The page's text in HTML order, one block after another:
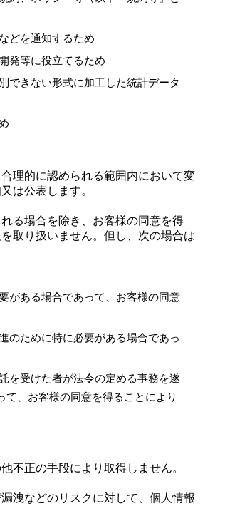
どを通知するため
発等に役立てるため
できない形式に加工した統計データ
理的に認められる範囲内において変
は公表します。
る場合を除き、お客様の同意を得
取り扱いません。但し、次の場合は
がある場合であって、お客様の同意
のために特に必要がある場合であっ
を受けた者が法令の定める事務を遂
、お客様の同意を得ることにより
不正の手段により取得しません。
洩などのリスクに対して、個人情報